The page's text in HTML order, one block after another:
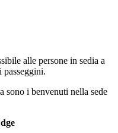
alle persone in sedia a
passeggini.
sono i benvenuti nella sede